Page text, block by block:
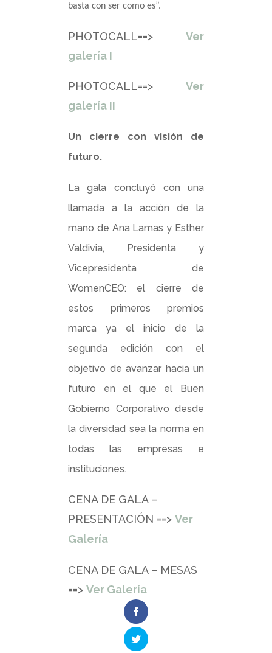
basta con ser como es”.
PHOTOCALL==> Ver
galería I
PHOTOCALL==> Ver
galería II
Un cierre con visión de
futuro.
La gala concluyó con una
llamada a la acción de la
mano de Ana Lamas y Esther
Valdivia, Presidenta y
Vicepresidenta de
WomenCEO: el cierre de
estos primeros premios
marca ya el inicio de la
segunda edición con el
objetivo de avanzar hacia un
futuro en el que el Buen
Gobierno Corporativo desde
la diversidad sea la norma en
todas las empresas e
instituciones.
CENA DE GALA –
PRESENTACIÓN ==> Ver
Galería
CENA DE GALA – MESAS
==> Ver Galería